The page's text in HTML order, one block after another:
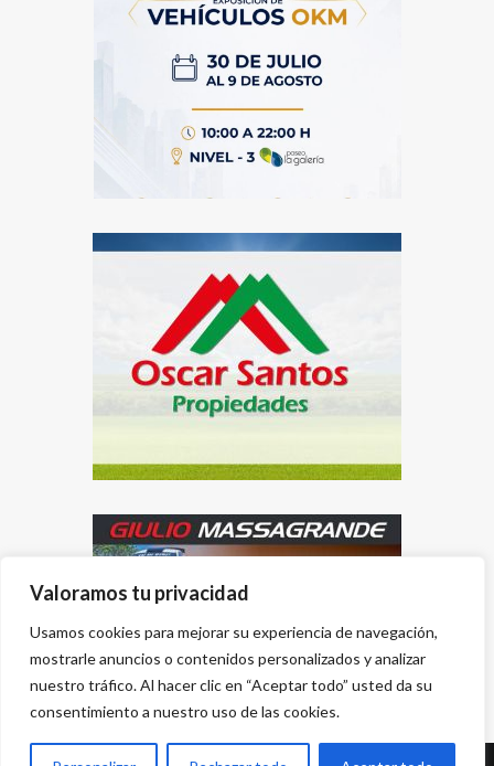
Valoramos tu privacidad
Usamos cookies para mejorar su experiencia de navegación,
mostrarle anuncios o contenidos personalizados y analizar
nuestro tráfico. Al hacer clic en “Aceptar todo” usted da su
consentimiento a nuestro uso de las cookies.